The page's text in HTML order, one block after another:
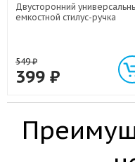
Двусторонний
емкостной стилус-ручка
549₽
399 ₽